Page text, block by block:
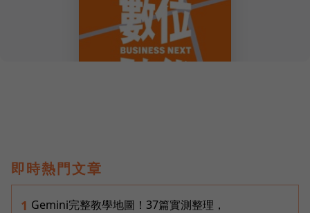
即時熱門文章
1 Gemini完整教學地圖！37篇實測整理，